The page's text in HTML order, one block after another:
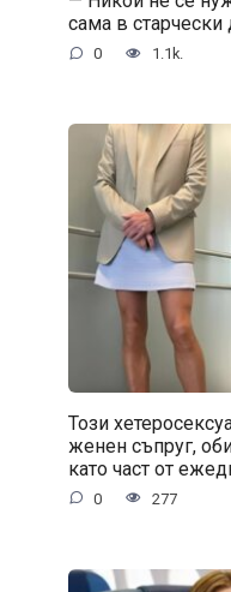
сама в
0 1.1k.
Този
женен съпруг,
като част от
0 277